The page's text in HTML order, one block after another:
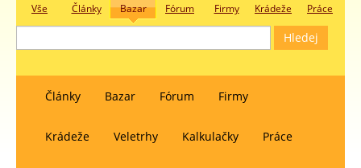
Vše Články Bazar Fórum Firmy Krádeže Práce
Články Bazar Fórum Firmy
Krádeže Veletrhy Kalkulačky Práce